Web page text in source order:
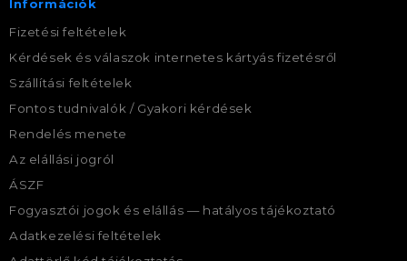
Információk
Fizetési feltételek
Kérdések és válaszok internetes kártyás fizetésről
Szállítási feltételek
Fontos tudnivalók / Gyakori kérdések
Rendelés menete
Az elállási jogról
ÁSZF
Fogyasztói jogok és elállás — hatályos tájékoztató
Adatkezelési feltételek